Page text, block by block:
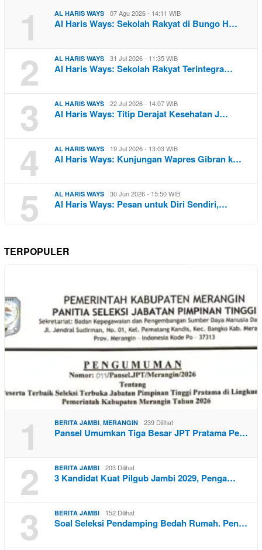
1 AL HARIS WAYS 07 Agu 2026 - 14:11 WIB
Al Haris Ways: Sekolah Rakyat di Bungo H…
2 AL HARIS WAYS 31 Jul 2026 - 11:35 WIB
Al Haris Ways: Sekolah Rakyat Terintegra…
3 AL HARIS WAYS 22 Jul 2026 - 14:07 WIB
Al Haris Ways: Titip Derajat Kesehatan J…
4 AL HARIS WAYS 19 Jul 2026 - 13:03 WIB
Al Haris Ways: Kunjungan Wapres Gibran k…
5 AL HARIS WAYS 30 Jun 2026 - 15:50 WIB
Al Haris Ways: Pesan untuk Diri Sendiri,…
TERPOPULER
1 BERITA JAMBI, MERANGIN 239 Dilihat
Pansel Umumkan Tiga Besar JPT Pratama Pe…
2 BERITA JAMBI 203 Dilihat
3 Kandidat Kuat Pilgub Jambi 2029, Penga…
3 BERITA JAMBI 152 Dilihat
Soal Seleksi Pendamping Bedah Rumah. Pen…